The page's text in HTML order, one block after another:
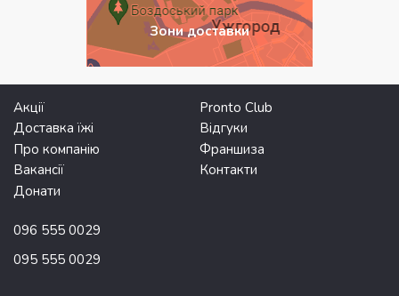
Зони доставки
Акції
Pronto Club
Доставка їжі
Відгуки
Про компанію
Франшиза
Вакансії
Контакти
Донати
096 555 0029
095 555 0029